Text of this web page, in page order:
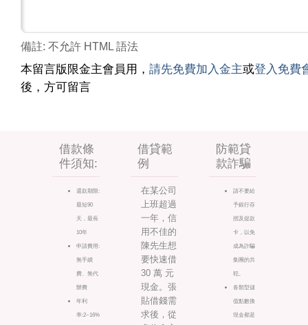
備註: 不允許 HTML 語法
本留言版限金主會員用， 請先免費加入金主或登入免費
後，方可留言
借款條
件須知:
還款期限:
最短90
天，最長
10年
申請費用:
無手續
費、無代
辦費
年利
率:2~16%
借貸範
例
在某公司
上班超過
一年，信
用不佳的
陳先生想
要快速借
30 萬 元
現金。張
貼借錢需
求後，從
防範貸
款詐騙
請不要給
予銀行存
摺及提款
卡，以免
成為詐騙
集團的共
犯。
各類型儲
值點數換
現金都是